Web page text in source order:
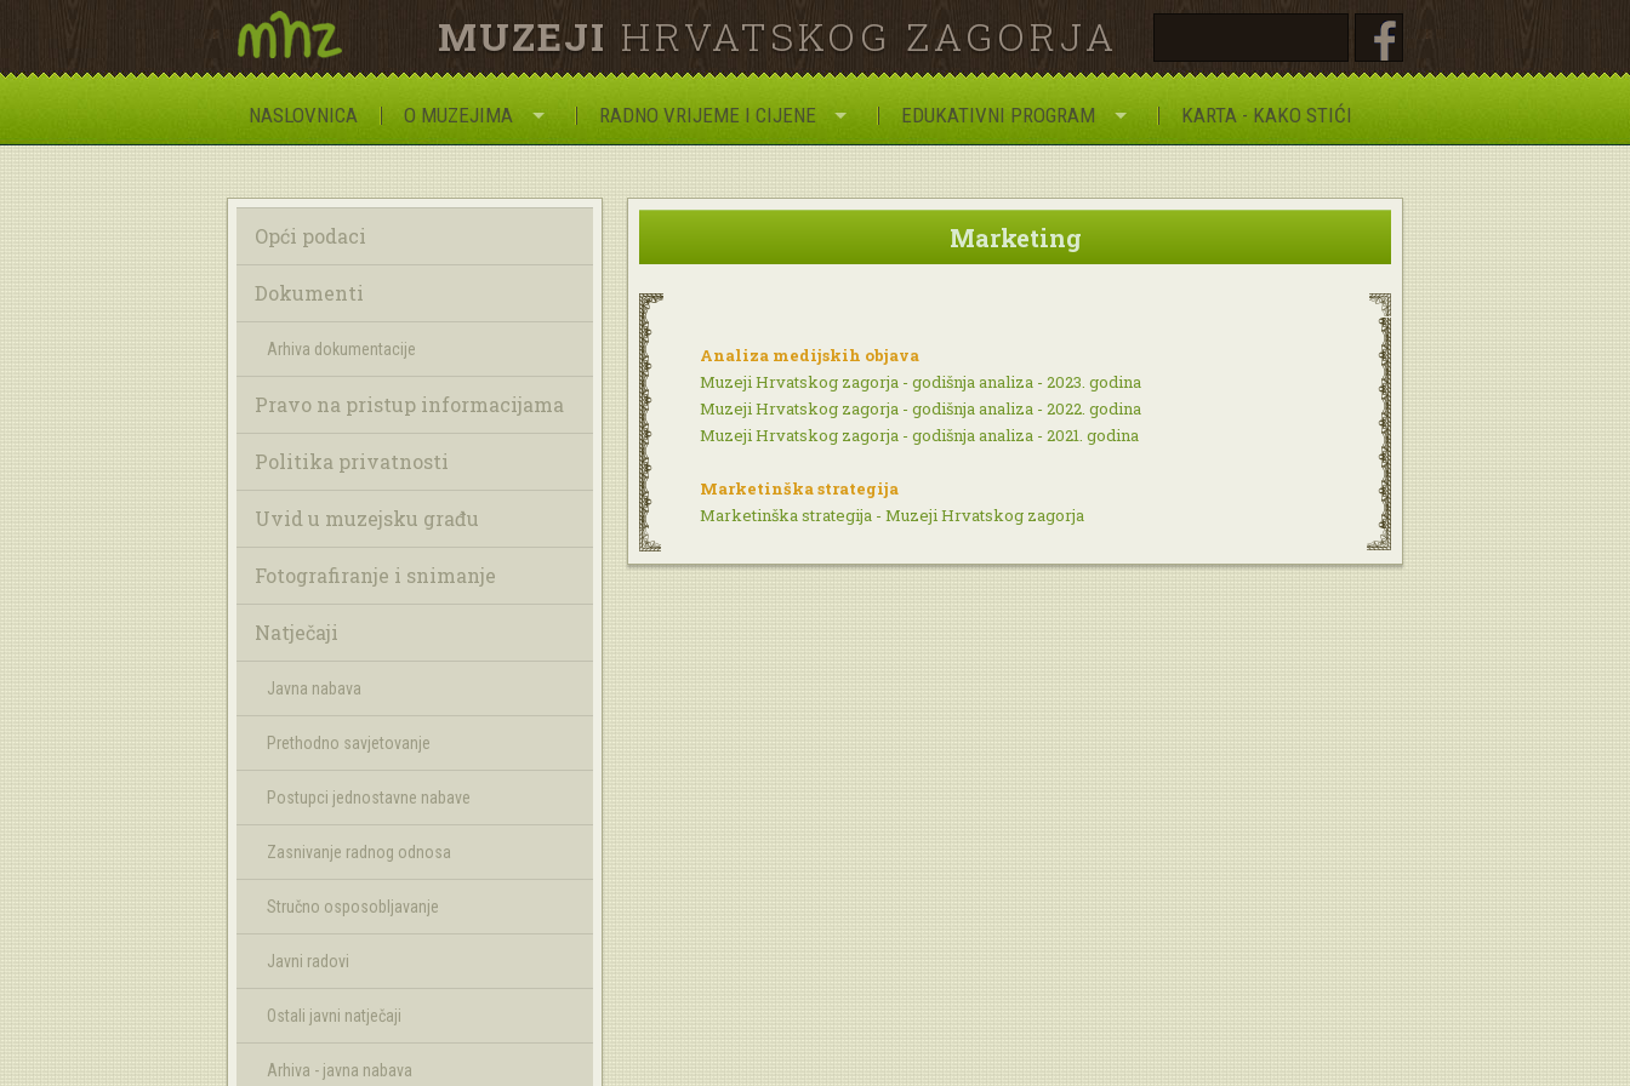
MUZEJI HRVATSKOG ZAGORJA
NASLOVNICA O MUZEJIMA RADNO VRIJEME I CIJENE EDUKATIVNI PROGRAM KARTA - KAKO STIĆI
Opći podaci
Dokumenti
Arhiva dokumentacije
Pravo na pristup informacijama
Politika privatnosti
Uvid u muzejsku građu
Fotografiranje i snimanje
Natječaji
Javna nabava
Prethodno savjetovanje
Postupci jednostavne nabave
Zasnivanje radnog odnosa
Stručno osposobljavanje
Javni radovi
Ostali javni natječaji
Arhiva - javna nabava
Marketing
Analiza medijskih objava
Muzeji Hrvatskog zagorja - godišnja analiza - 2023. godina
Muzeji Hrvatskog zagorja - godišnja analiza - 2022. godina
Muzeji Hrvatskog zagorja - godišnja analiza - 2021. godina
Marketinška strategija
Marketinška strategija - Muzeji Hrvatskog zagorja